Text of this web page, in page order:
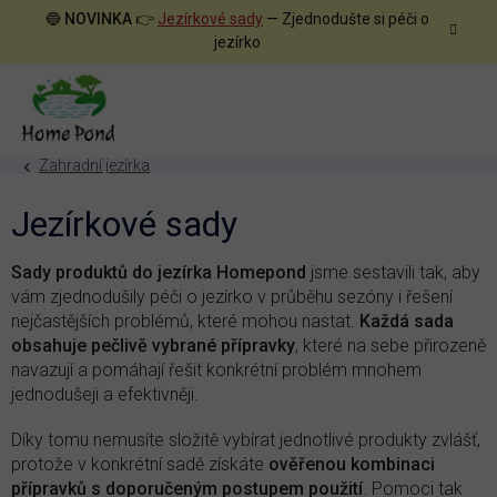
🔵 NOVINKA 👉 Jezírkové sady — Zjednodušte si péči o
jezírko
Zahradní jezírka
Jezírkové sady
Sady produktů do jezírka Homepond jsme sestavili tak, aby
vám zjednodušily péči o jezírko v průběhu sezóny i řešení
nejčastějších problémů, které mohou nastat. Každá sada
obsahuje pečlivě vybrané přípravky, které na sebe přirozeně
navazují a pomáhají řešit konkrétní problém mnohem
jednodušeji a efektivněji.
Díky tomu nemusíte složitě vybírat jednotlivé produkty zvlášť,
protože v konkrétní sadě získáte ověřenou kombinaci
přípravků s doporučeným postupem použití . Pomoci tak